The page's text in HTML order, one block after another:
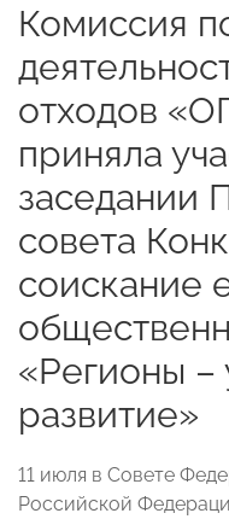
Комиссия
отходов
приняла
заседании
совета
соискание
«Регионы –
развитие»
11 июля в Совете
Российской